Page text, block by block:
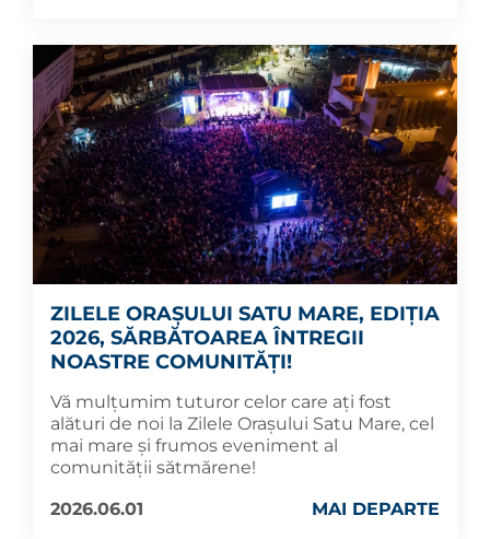
ZILELE ORAȘULUI SATU MARE, EDIȚIA
2026, SĂRBĂTOAREA ÎNTREGII
NOASTRE COMUNITĂȚI!
Vă mulțumim tuturor celor care ați fost
alături de noi la Zilele Orașului Satu Mare, cel
mai mare și frumos eveniment al
comunității sătmărene!
2026.06.01
MAI DEPARTE